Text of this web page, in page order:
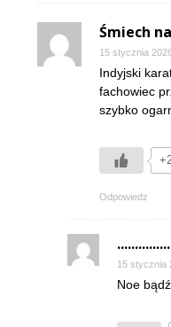
Śmiech
15 stycznia
Indyjski
fachowiec
szybko
Odpowiedz
...............
15 stycznia
Noe